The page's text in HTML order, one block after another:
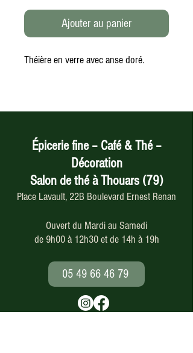
Ajouter au panier
Théière en verre avec anse doré.
Épicerie fine – Café & Thé –
Décoration
Salon de thé à Thouars (79)
Place Lavault, 22B Boulevard Ernest Renan
Ouvert du Mardi au Samedi
de 9h00 à 12h30 et de 14h à 19h
05 49 66 46 79